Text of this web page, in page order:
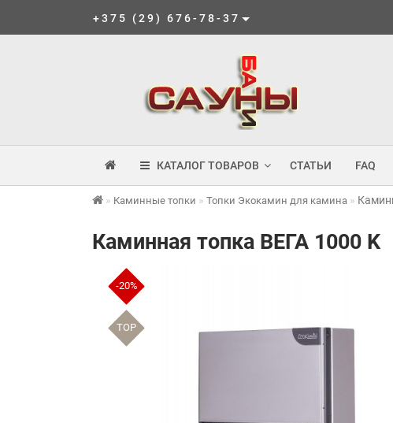
+375 (29) 676-78-37
КАТАЛОГ ТОВАРОВ СТАТЬИ FAQ
Каминные топки Топки Экокамин для камина
Каминная топка ВЕГА 1000 K
-20%
TOP